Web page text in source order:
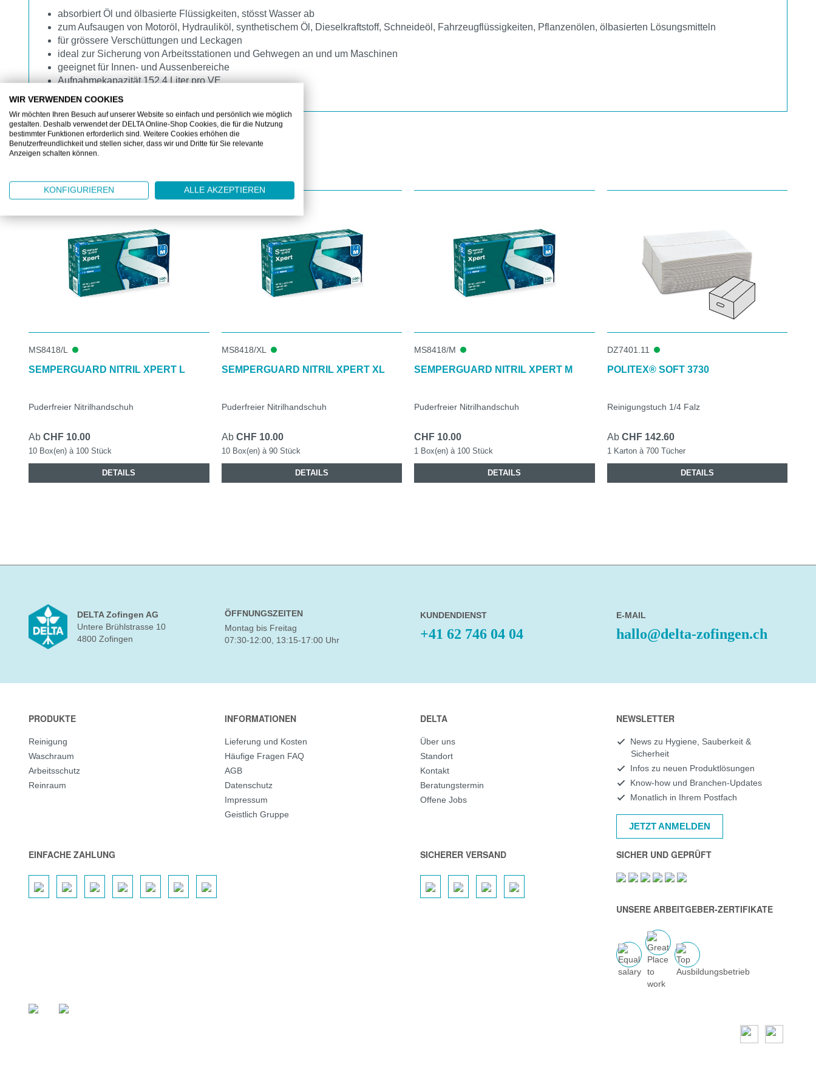
absorbiert Öl und ölbasierte Flüssigkeiten, stösst Wasser ab
zum Aufsaugen von Motoröl, Hydrauliköl, synthetischem Öl, Dieselkraftstoff, Schneideöl, Fahrzeugflüssigkeiten, Pflanzenölen, ölbasierten Lösungsmitteln
für grössere Verschüttungen und Leckagen
ideal zur Sicherung von Arbeitsstationen und Gehwegen an und um Maschinen
geeignet für Innen- und Aussenbereiche
Aufnahmekapazität 152.4 Liter pro VE
Produktgalerie überspringen
MS8418/L
SEMPERGUARD NITRIL XPERT L
Puderfreier Nitrilhandschuh
Ab CHF 10.00
10 Box(en) à 100 Stück
DETAILS
MS8418/XL
SEMPERGUARD NITRIL XPERT XL
Puderfreier Nitrilhandschuh
Ab CHF 10.00
10 Box(en) à 90 Stück
DETAILS
MS8418/M
SEMPERGUARD NITRIL XPERT M
Puderfreier Nitrilhandschuh
CHF 10.00
1 Box(en) à 100 Stück
DETAILS
DZ7401.11
POLITEX® SOFT 3730
Reinigungstuch 1/4 Falz
Ab CHF 142.60
1 Karton à 700 Tücher
DETAILS
DELTA Zofingen AG
Untere Brühlstrasse 10
4800 Zofingen
ÖFFNUNGSZEITEN
Montag bis Freitag
07:30-12:00, 13:15-17:00 Uhr
KUNDENDIENST
+41 62 746 04 04
E-MAIL
hallo@delta-zofingen.ch
PRODUKTE
Reinigung
Waschraum
Arbeitsschutz
Reinraum
INFORMATIONEN
Lieferung und Kosten
Häufige Fragen FAQ
AGB
Datenschutz
Impressum
Geistlich Gruppe
DELTA
Über uns
Standort
Kontakt
Beratungstermin
Offene Jobs
NEWSLETTER
News zu Hygiene, Sauberkeit &
Sicherheit
Infos zu neuen Produktlösungen
Know-how und Branchen-Updates
Monatlich in Ihrem Postfach
JETZT ANMELDEN
EINFACHE ZAHLUNG SICHERER VERSAND SICHER UND GEPRÜFT
UNSERE ARBEITGEBER-ZERTIFIKATE
WIR VERWENDEN COOKIES
Wir möchten Ihren Besuch auf unserer Website so einfach und persönlich wie möglich
gestalten. Deshalb verwendet der DELTA Online-Shop Cookies, die für die Nutzung
bestimmter Funktionen erforderlich sind. Weitere Cookies erhöhen die
Benutzerfreundlichkeit und stellen sicher, dass wir und Dritte für Sie relevante
Anzeigen schalten können.
KONFIGURIEREN ALLE AKZEPTIEREN